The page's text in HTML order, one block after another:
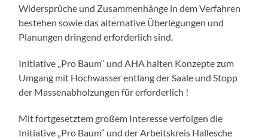
Widersprüche und Zusammenhänge in dem Verfahren
bestehen sowie das alternative Überlegungen und
Planungen dringend erforderlich sind.
Initiative „Pro Baum“ und AHA halten Konzepte zum
Umgang mit Hochwasser entlang der Saale und Stopp
der Massenabholzungen für erforderlich !
Mit fortgesetztem großem Interesse verfolgen die
Initiative „Pro Baum“ und der Arbeitskreis Hallesche